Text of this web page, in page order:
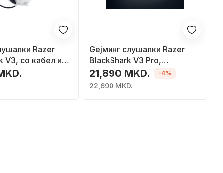
Razer
V3, со кабел и
Type A
Geјминг слушалки Razer
BlackShark V3 Pro,
безжични и со кабел, USB и
Bluetooth, бели
21,890 MKD.
22,690 MKD.
-4%